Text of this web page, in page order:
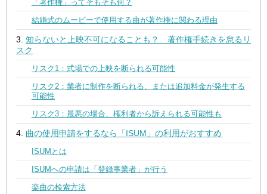
「著作権」ってそもそも何？
結婚式のムービーで使用する曲が著作権に関わる理由
知らないと上映不可になることも？ 著作権手続きを怠るリ
スク
リスク1：式場での上映を断られる可能性
リスク2：業者に制作を断られる、または追加料金が発生する
可能性
リスク3：最悪の場合、権利者から訴えられる可能性も
曲の使用申請をするなら「ISUM」の利用がおすすめ
ISUMとは
ISUMへの申請は「登録事業者」が行う
楽曲の検索方法